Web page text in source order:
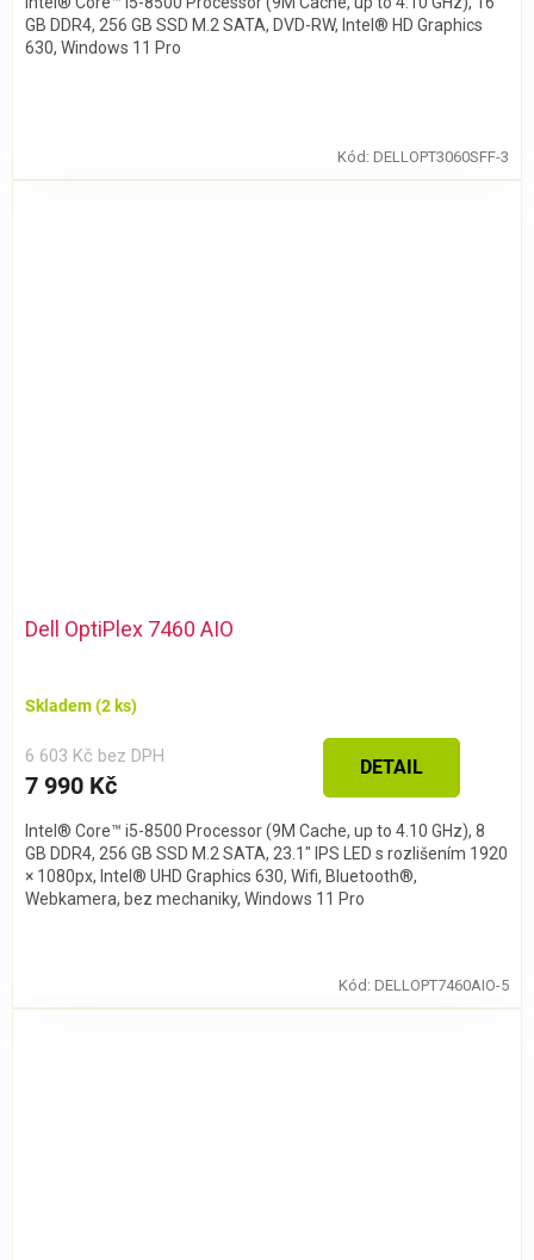
GB DDR4, 256 GB SSD M.2 SATA, DVD-RW, Intel® HD Graphics
630, Windows 11 Pro
Kód: DELLOPT3060SFF-3
Dell OptiPlex 7460 AIO
Skladem(2 ks)
6 603 Kč bez DPH
7 990 Kč
DETAIL
Intel® Core™ i5-8500 Processor (9M Cache, up to 4.10 GHz), 8
GB DDR4, 256 GB SSD M.2 SATA, 23.1″ IPS LED s rozlišením 1920
× 1080px, Intel® UHD Graphics 630, Wifi, Bluetooth®,
Webkamera, bez mechaniky, Windows 11 Pro
Kód: DELLOPT7460AIO-5